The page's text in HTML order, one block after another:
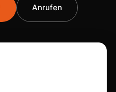
Anrufen